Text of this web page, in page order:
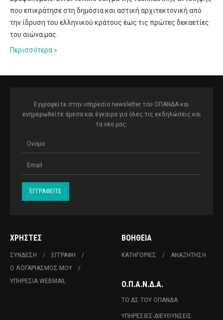
που επικράτησε στη δημόσια και αστική αρχιτεκτονική από
την ίδρυση του ελληνικού κράτους έως τις πρώτες δεκαετίες
του αιώνα μας.
Περισσότερα
Εγγραφείτε στην υπηρεσία newsletter του ΟΠΑΝΔΑ και
ενημερωθείτε άμεσα και έγκαιρα για όλες τις εκδηλώσεις και
τα νέα μας.
ΧΡΉΣΤΕΣ
ΣΎΝΔΕΣΗ
ΕΓΓΡΑΦΉ
Ο ΛΟΓΑΡΙΑΣΜΌΣ ΜΟΥ
ΥΠΗΡΕΣΊΑ WEBMAIL
ΒΟΉΘΕΙΑ
ΚΑΤΗΓΟΡΊΕΣ ΑΝΑΖΉΤΗΣΗ
Ο.Π.Α.Ν.Δ.Α.
ΤΟ ΔΣ ΤΟΥ ΟΠΑΝΔΑ
ΥΠΗΡΕΣΊΕΣ-ΔΙΕΥΘΎΝΣΕΙΣ